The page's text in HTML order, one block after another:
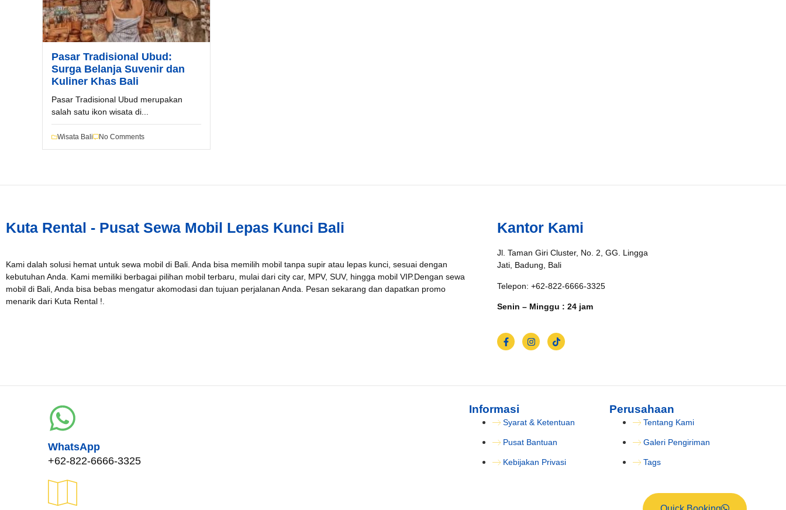
Pasar Tradisional Ubud:
Surga Belanja Suvenir dan
Kuliner Khas Bali
Pasar Tradisional Ubud merupakan
salah satu ikon wisata di...
Wisata Bali No Comments
Kuta Rental - Pusat Sewa Mobil Lepas Kunci Bali
Kami dalah solusi hemat untuk sewa mobil di Bali. Anda bisa memilih mobil tanpa supir atau lepas kunci, sesuai dengan
kebutuhan Anda. Kami memiliki berbagai pilihan mobil terbaru, mulai dari city car, MPV, SUV, hingga mobil VIP.Dengan sewa
mobil di Bali, Anda bisa bebas mengatur akomodasi dan tujuan perjalanan Anda. Pesan sekarang dan dapatkan promo
menarik dari Kuta Rental !.
Tipe Sewa*
Nama*
Tgl Mulai*
Lokasi Pengiriman & Pengembalian
Kantor Kami
Jl. Taman Giri Cluster, No. 2, GG. Lingga
Jati, Badung, Bali
Telepon: +62-822-6666-3325
Senin – Minggu : 24 jam
WhatsApp
+62-822-6666-3325
Informasi
Syarat & Ketentuan
Pusat Bantuan
Kebijakan Privasi
Perusahaan
Tentang Kami
Galeri Pengiriman
Tags